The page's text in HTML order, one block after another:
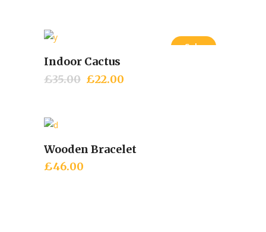
Sale
Add to cart
Indoor Cactus
£35.00 £22.00
Add to cart
Wooden Bracelet
£46.00